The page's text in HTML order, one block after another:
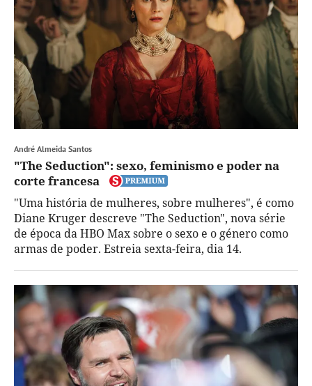
André Almeida Santos
"The Seduction": sexo, feminismo e poder na
corte francesa
"Uma história de mulheres, sobre mulheres", é como
Diane Kruger descreve "The Seduction", nova série
de época da HBO Max sobre o sexo e o género como
armas de poder. Estreia sexta-feira, dia 14.